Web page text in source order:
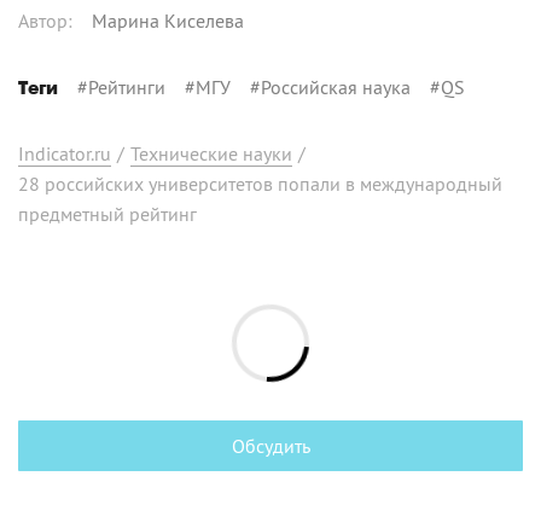
Автор: Марина Киселева
Теги #Рейтинги #МГУ #Российская наука #QS
Indicator.ru / Технические науки /
28 российских университетов попали в международный
предметный рейтинг
Обсудить